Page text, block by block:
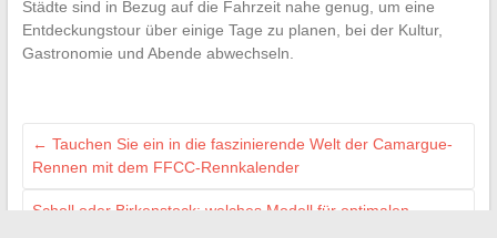
Städte sind in Bezug auf die Fahrzeit nahe genug, um eine
Entdeckungstour über einige Tage zu planen, bei der Kultur,
Gastronomie und Abende abwechseln.
← Tauchen Sie ein in die faszinierende Welt der Camargue-
Rennen mit dem FFCC-Rennkalender
Scholl oder Birkenstock: welches Modell für optimalen